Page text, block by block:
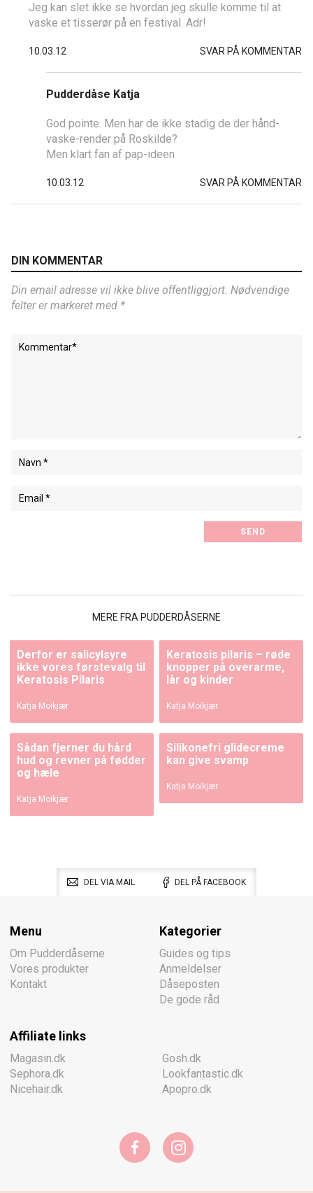
Jeg kan slet ikke se hvordan jeg skulle komme til at
vaske et tisserør på en festival. Adr!
10.03.12 SVAR PÅ KOMMENTAR
Pudderdåse Katja
God pointe. Men har de ikke stadig de der hånd-
vaske-render på Roskilde?
Men klart fan af pap-ideen
10.03.12 SVAR PÅ KOMMENTAR
DIN KOMMENTAR
Din email adresse vil ikke blive offentliggjort. Nødvendige
felter er markeret med *
MERE FRA PUDDERDÅSERNE
Derfor er salicylsyre
ikke vores førstevalg til
Keratosis Pilaris
Katja Moikjær
Keratosis pilaris – røde
knopper på overarme,
lår og kinder
Katja Moikjær
Sådan fjerner du hård
hud og revner på fødder
og hæle
Katja Moikjær
Silikonefri glidecreme
kan give svamp
Katja Moikjær
DEL VIA MAIL DEL PÅ FACEBOOK
Menu
Om Pudderdåserne
Vores produkter
Kontakt
Kategorier
Guides og tips
Anmeldelser
Dåseposten
De gode råd
Affiliate links
Magasin.dk
Sephora.dk
Nicehair.dk
Gosh.dk
Lookfantastic.dk
Apopro.dk